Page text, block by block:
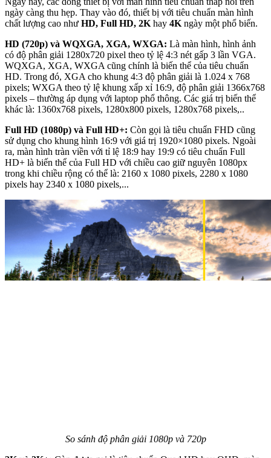
ngày càng thu hẹp. Thay vào đó, thiết bị với tiêu chuẩn màn hình
chất lượng cao như HD, Full HD, 2K hay 4K ngày một phổ biến.
HD (720p) và WQXGA, XGA, WXGA: Là màn hình, hình ảnh
có độ phân giải 1280x720 pixel theo tỷ lệ 4:3 nét gấp 3 lần VGA.
WQXGA, XGA, WXGA cũng chính là biến thể của tiêu chuẩn
HD. Trong đó, XGA cho khung 4:3 độ phân giải là 1.024 x 768
pixels; WXGA theo tỷ lệ khung xấp xỉ 16:9, độ phân giải 1366x768
pixels – thường áp dụng với laptop phổ thông. Các giá trị biến thể
khác là: 1360x768 pixels, 1280x800 pixels, 1280x768 pixels,..
Full HD (1080p) và Full HD+: Còn gọi là tiêu chuẩn FHD cũng
sử dụng cho khung hình 16:9 với giá trị 1920×1080 pixels. Ngoài
ra, màn hình tràn viền với tỉ lệ 18:9 hay 19:9 có tiêu chuẩn Full
HD+ là biến thể của Full HD với chiều cao giữ nguyên 1080px
trong khi chiều rộng có thể là: 2160 x 1080 pixels, 2280 x 1080
pixels hay 2340 x 1080 pixels,...
So sánh độ phân giải 1080p và 720p